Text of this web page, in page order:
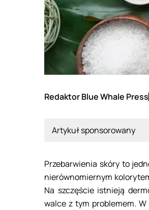
Redaktor Blue Whale Press
Artykuł sponsorowany
Przebarwienia skóry to
nierównomiernym
Na szczęście istnieją
walce z tym problemem.